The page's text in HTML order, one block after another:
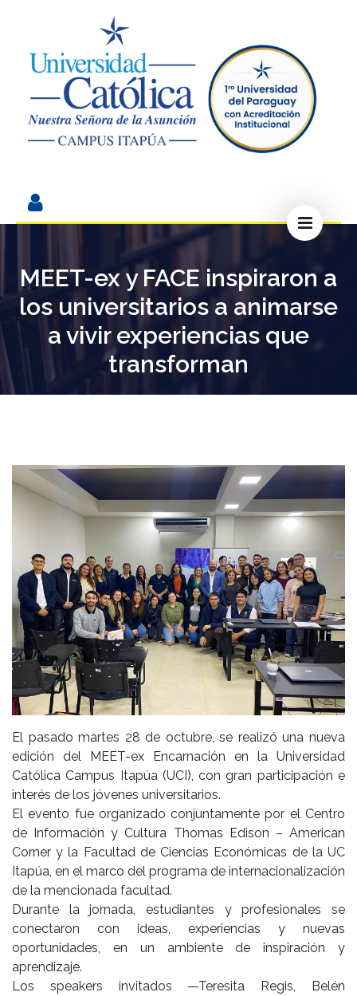
MEET-ex y FACE inspiraron a
los universitarios a animarse
a vivir experiencias que
transforman
El pasado martes 28 de octubre, se realizó una nueva
edición del MEET-ex Encarnación en la Universidad
Católica Campus Itapúa (UCI), con gran participación e
interés de los jóvenes universitarios.
El evento fue organizado conjuntamente por el Centro
de Información y Cultura Thomas Edison – American
Corner y la Facultad de Ciencias Económicas de la UC
Itapúa, en el marco del programa de internacionalización
de la mencionada facultad.
Durante la jornada, estudiantes y profesionales se
conectaron con ideas, experiencias y nuevas
oportunidades, en un ambiente de inspiración y
aprendizaje.
Los speakers invitados —Teresita Regis, Belén